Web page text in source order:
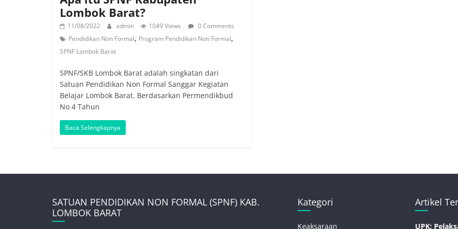
Lombok Barat?
11/08/2022 admin 1049 Views
0 Comments
Pendidikan Non Formal, Program Pendidikan Non Formal,
SPNF Lombok Barat
SPNF/SKB Lombok Barat adalah singkatan dari
Satuan Pendidikan Non Formal Sanggar Kegiatan
Belajar Lombok Barat. Berdasarkan Permendikbud
No 4 Tahun
Baca Selengkapnya
SATUAN PENDIDIKAN NON FORMAL (SPNF) KAB.
LOMBOK BARAT
Kategori
Keaksaraan
Artikel
UPK: